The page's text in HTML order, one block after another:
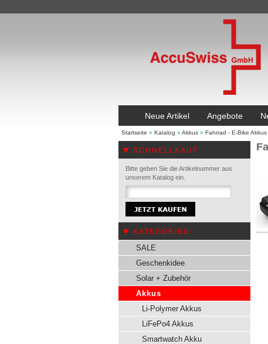
Neue Artikel Angebote
Startseite » Katalog » Akkus » Fahrrad - E-Bike Akkus
SCHNELLKAUF
Bitte geben Sie die Artikelnummer aus
unserem Katalog ein.
KATEGORIEN
SALE
Geschenkidee
Solar + Zubehör
Akkus
Li-Polymer Akkus
LiFePo4 Akkus
Smartwatch Akku